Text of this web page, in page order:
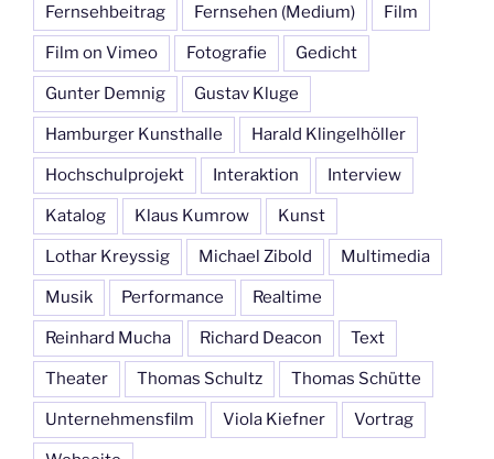
Fernsehbeitrag Fernsehen (Medium) Film
Film on Vimeo Fotografie Gedicht
Gunter Demnig Gustav Kluge
Hamburger Kunsthalle Harald Klingelhöller
Hochschulprojekt Interaktion Interview
Katalog Klaus Kumrow Kunst
Lothar Kreyssig Michael Zibold Multimedia
Musik Performance Realtime
Reinhard Mucha Richard Deacon Text
Theater Thomas Schultz Thomas Schütte
Unternehmensfilm Viola Kiefner Vortrag